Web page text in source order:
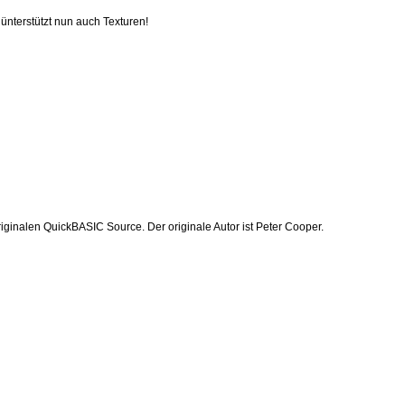
nun auch Texturen!
QuickBASIC Source. Der originale Autor ist Peter Cooper.